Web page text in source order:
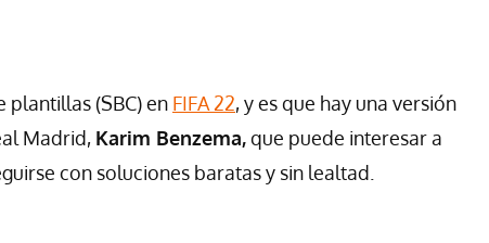
plantillas (SBC) en FIFA 22, y es que hay una versión
Madrid, Karim Benzema,que puede interesar a
con soluciones baratas y sin lealtad.